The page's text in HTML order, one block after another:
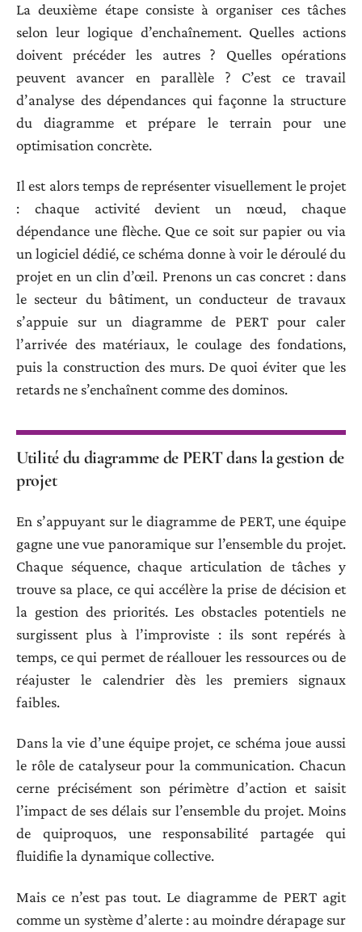
La deuxième étape consiste à organiser ces tâches
selon leur logique d’enchaînement. Quelles actions
doivent précéder les autres ? Quelles opérations
peuvent avancer en parallèle ? C’est ce travail
d’analyse des dépendances qui façonne la structure
du diagramme et prépare le terrain pour une
optimisation concrète.
Il est alors temps de représenter visuellement le projet
: chaque activité devient un nœud, chaque
dépendance une flèche. Que ce soit sur papier ou via
un logiciel dédié, ce schéma donne à voir le déroulé du
projet en un clin d’œil. Prenons un cas concret : dans
le secteur du bâtiment, un conducteur de travaux
s’appuie sur un diagramme de PERT pour caler
l’arrivée des matériaux, le coulage des fondations,
puis la construction des murs. De quoi éviter que les
retards ne s’enchaînent comme des dominos.
Utilité du diagramme de PERT dans la gestion de
projet
En s’appuyant sur le diagramme de PERT, une équipe
gagne une vue panoramique sur l’ensemble du projet.
Chaque séquence, chaque articulation de tâches y
trouve sa place, ce qui accélère la prise de décision et
la gestion des priorités. Les obstacles potentiels ne
surgissent plus à l’improviste : ils sont repérés à
temps, ce qui permet de réallouer les ressources ou de
réajuster le calendrier dès les premiers signaux
faibles.
Dans la vie d’une équipe projet, ce schéma joue aussi
le rôle de catalyseur pour la communication. Chacun
cerne précisément son périmètre d’action et saisit
l’impact de ses délais sur l’ensemble du projet. Moins
de quiproquos, une responsabilité partagée qui
fluidifie la dynamique collective.
Mais ce n’est pas tout. Le diagramme de PERT agit
comme un système d’alerte : au moindre dérapage sur